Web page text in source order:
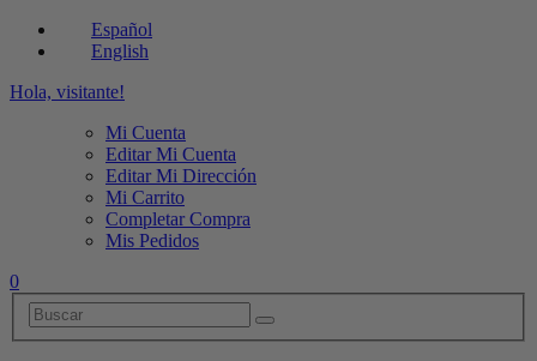
Español
English
Hola, visitante!
Mi Cuenta
Editar Mi Cuenta
Editar Mi Dirección
Mi Carrito
Completar Compra
Mis Pedidos
0